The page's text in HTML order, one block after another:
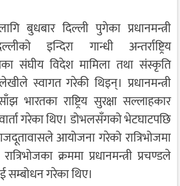
बुधबार दिल्ली पुगेका प्रधानमन्त्री
इन्दिरा गान्धी अन्तर्राष्ट्रिय
संघीय विदेश मामिला तथा संस्कृति
लेखीले स्वागत गरेकी थिइन्। प्रधानमन्त्री
भारतका राष्ट्रिय सुरक्षा सल्लाहकार
गरेका थिए। डोभलसँगको भेटघाटपछि
आयोजना गरेको रात्रिभोजमा
क्रममा प्रधानमन्त्री प्रचण्डले
सम्बोधन गरेका थिए।